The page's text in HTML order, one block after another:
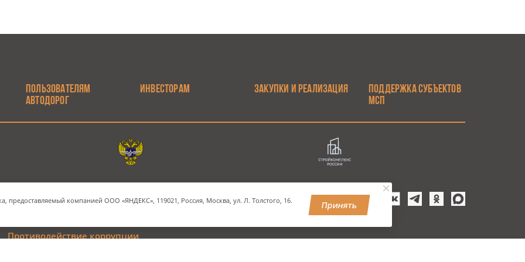
ПОЛЬЗОВАТЕЛЯМ
АВТОДОРОГ
ИНВЕСТОРАМ ЗАКУПКИ И РЕАЛИЗАЦИЯ
ПОДДЕРЖКА СУБЪЕКТОВ
МСП
Электронная почта Наш адрес
Противодействие коррупции
предоставляемый компанией ООО «ЯНДЕКС», 119021, Россия, Москва, ул. Л. Толстого, 16.
Принять